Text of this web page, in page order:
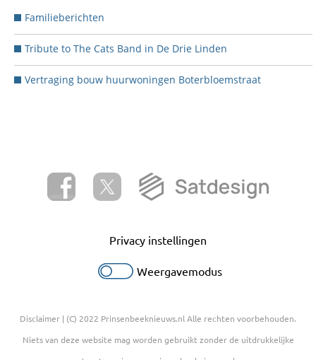
Familieberichten
Tribute to The Cats Band in De Drie Linden
Vertraging bouw huurwoningen Boterbloemstraat
Privacy instellingen
Weergavemodus
Disclaimer | (C) 2022 Prinsenbeeknieuws.nl Alle rechten voorbehouden.
Niets van deze website mag worden gebruikt zonder de uitdrukkelijke